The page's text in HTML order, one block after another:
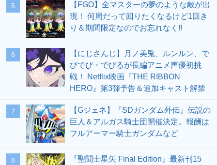
5
【FGO】全マスターの夢のような敵が出
現！ 何周だって回りたくなるけど1回き
り＆期間限定なのでお忘れなく!!
6
【にじさんじ】月ノ美兎、ルンルン、で
びでび・でびるが長編アニメ声優初挑
戦！ Netflix映画『THE RIBBON
HERO』第3弾予告＆追加キャスト解禁
7
【Gジェネ】『SDガンダム外伝』伝説の
巨人＆アルガス騎士団開催決定。報酬は
フルアーマー騎士ガンダムなど
8
『聖闘士星矢 Final Edition』最新刊15